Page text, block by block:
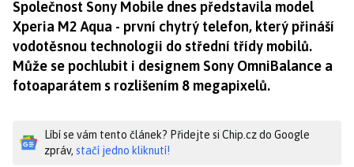
Společnost Sony Mobile dnes představila model
Xperia M2 Aqua - první chytrý telefon, který přináší
vodotěsnou technologii do střední třídy mobilů.
Může se pochlubit i designem Sony OmniBalance a
fotoaparátem s rozlišením 8 megapixelů.
Líbí se vám tento článek? Přidejte si Chip.cz do Google
zpráv, stačí jedno kliknutí!